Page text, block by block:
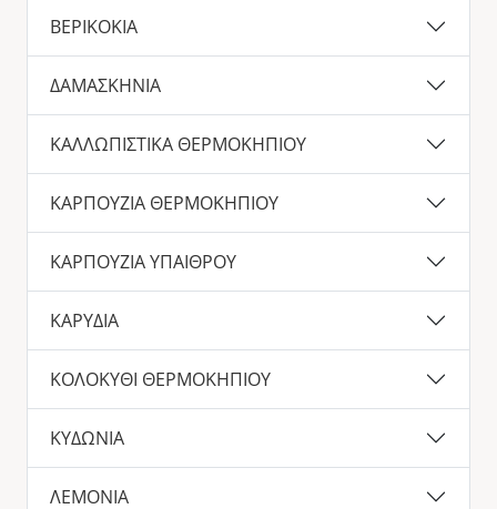
ΒΕΡΙΚΟΚΙΑ
ΔΑΜΑΣΚΗΝΙΑ
ΚΑΛΛΩΠΙΣΤΙΚΑ ΘΕΡΜΟΚΗΠΙΟΥ
ΚΑΡΠΟΥΖΙΑ ΘΕΡΜΟΚΗΠΙΟΥ
ΚΑΡΠΟΥΖΙΑ ΥΠΑΙΘΡΟΥ
ΚΑΡΥΔΙΑ
ΚΟΛΟΚΥΘΙ ΘΕΡΜΟΚΗΠΙΟΥ
ΚΥΔΩΝΙΑ
ΛΕΜΟΝΙΑ